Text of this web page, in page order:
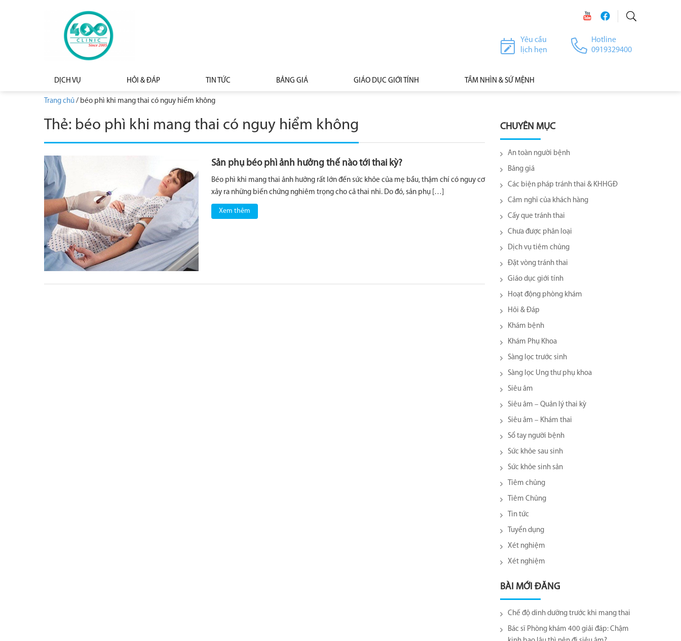
Hotline
0919329400
Yêu cầu
lịch hẹn
DỊCH VỤ HỎI & ĐÁP TIN TỨC BẢNG GIÁ GIÁO DỤC GIỚI TÍNH TẦM NHÌN & SỨ MỆNH
Trang chủ / béo phì khi mang thai có nguy hiểm không
Thẻ: béo phì khi mang thai có nguy hiểm không
Sản phụ béo phì ảnh hưởng thế nào tới thai kỳ?
Béo phì khi mang thai ảnh hưởng rất lớn đến sức khỏe của mẹ bầu, thậm chí có nguy cơ
xảy ra những biến chứng nghiêm trọng cho cả thai nhi. Do đó, sản phụ […]
Xem thêm
CHUYÊN MỤC
An toàn người bệnh
Bảng giá
Các biện pháp tránh thai & KHHGĐ
Cảm nghĩ của khách hàng
Cấy que tránh thai
Chưa được phân loại
Dịch vụ tiêm chủng
Đặt vòng tránh thai
Giáo dục giới tính
Hoạt động phòng khám
Hỏi & Đáp
Khám bệnh
Khám Phụ Khoa
Sàng lọc trước sinh
Sàng lọc Ung thư phụ khoa
Siêu âm
Siêu âm – Quản lý thai kỳ
Siêu âm – Khám thai
Sổ tay người bệnh
Sức khỏe sau sinh
Sức khỏe sinh sản
Tiêm chủng
Tiêm Chủng
Tin tức
Tuyển dụng
Xét nghiệm
Xét nghiệm
BÀI MỚI ĐĂNG
Chế độ dinh dưỡng trước khi mang thai
Bác sĩ Phòng khám 400 giải đáp: Chậm